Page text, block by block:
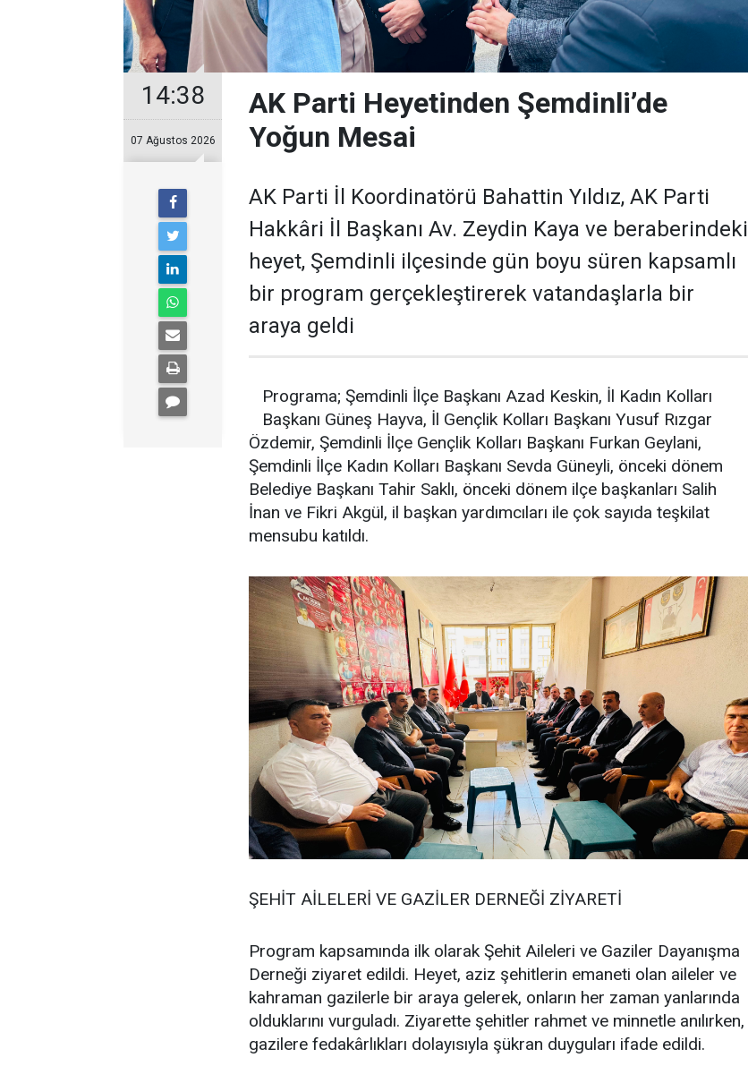
14:38
07 Ağustos 2026
AK Parti Heyetinden Şemdinli’de
Yoğun Mesai
AK Parti İl Koordinatörü Bahattin Yıldız, AK Parti
Hakkâri İl Başkanı Av. Zeydin Kaya ve beraberindeki
heyet, Şemdinli ilçesinde gün boyu süren kapsamlı
bir program gerçekleştirerek vatandaşlarla bir
araya geldi
Programa; Şemdinli İlçe Başkanı Azad Keskin, İl Kadın Kolları
Başkanı Güneş Hayva, İl Gençlik Kolları Başkanı Yusuf Rızgar
Özdemir, Şemdinli İlçe Gençlik Kolları Başkanı Furkan Geylani,
Şemdinli İlçe Kadın Kolları Başkanı Sevda Güneyli, önceki dönem
Belediye Başkanı Tahir Saklı, önceki dönem ilçe başkanları Salih
İnan ve Fikri Akgül, il başkan yardımcıları ile çok sayıda teşkilat
mensubu katıldı.
ŞEHİT AİLELERİ VE GAZİLER DERNEĞİ ZİYARETİ
Program kapsamında ilk olarak Şehit Aileleri ve Gaziler Dayanışma
Derneği ziyaret edildi. Heyet, aziz şehitlerin emaneti olan aileler ve
kahraman gazilerle bir araya gelerek, onların her zaman yanlarında
olduklarını vurguladı. Ziyarette şehitler rahmet ve minnetle anılırken,
gazilere fedakârlıkları dolayısıyla şükran duyguları ifade edildi.